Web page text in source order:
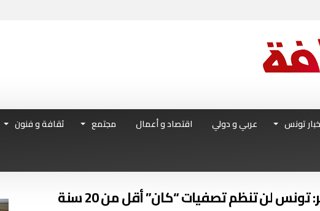
تونس عربي و دولي اقتصاد و أعمال مجتمع ثقافة و فنون
لن تنظم تصفيات “كان” أقل من 20 سنة